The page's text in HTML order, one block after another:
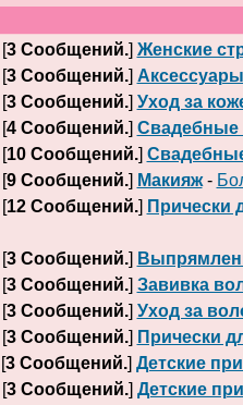
3 Сообщений.] Женские
3 Сообщений.] Аксессуары
3 Сообщений.] Уход за
4 Сообщений.] Свадебные
10 Сообщений.]
9 Сообщений.] Макияж-
12 Сообщений.] Прически
3 Сообщений.]
3 Сообщений.] Завивка
3 Сообщений.] Уход за
3 Сообщений.] Прически
3 Сообщений.] Детские
3 Сообщений.] Детские